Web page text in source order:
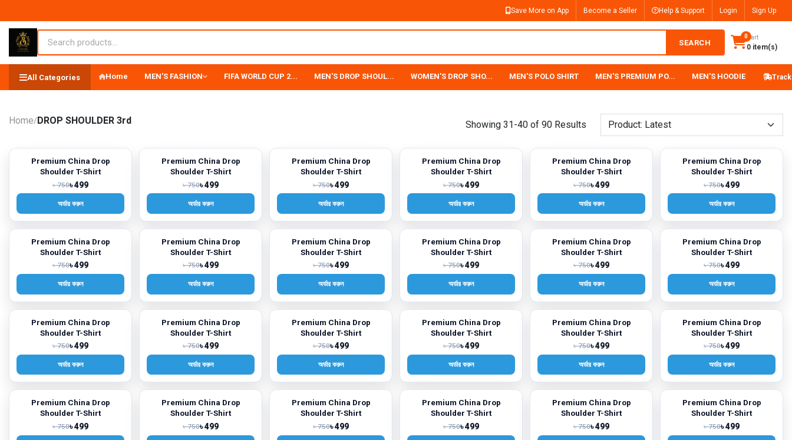
Save More on App Become a Seller Help & Support Login Sign Up
SEARCH
0Cart
0 item(s)
All Categories Home MEN'S FASHION FIFA WORLD CUP 2... MEN'S DROP SHOUL... WOMEN'S DROP SHO... MEN'S POLO SHIRT MEN'S PREMIUM PO... MEN'S HOODIE
Home/DROP SHOULDER 3rd Showing 31-40 of 90 Results
-33%Premium China Drop
Shoulder T-Shirt
৳ 750৳ 499
অর্ডার করুন
-33%Premium China Drop
Shoulder T-Shirt
৳ 750৳ 499
অর্ডার করুন
-33%Premium China Drop
Shoulder T-Shirt
৳ 750৳ 499
অর্ডার করুন
-33%Premium China Drop
Shoulder T-Shirt
৳ 750৳ 499
অর্ডার করুন
-33%Premium China Drop
Shoulder T-Shirt
৳ 750৳ 499
অর্ডার করুন
-33%Premium China Drop
Shoulder T-Shirt
৳ 750৳ 499
অর্ডার করুন
-33%Premium China Drop
Shoulder T-Shirt
৳ 750৳ 499
অর্ডার করুন
-33%Premium China Drop
Shoulder T-Shirt
৳ 750৳ 499
অর্ডার করুন
-33%Premium China Drop
Shoulder T-Shirt
৳ 750৳ 499
অর্ডার করুন
-33%Premium China Drop
Shoulder T-Shirt
৳ 750৳ 499
অর্ডার করুন
-33%Premium China Drop
Shoulder T-Shirt
৳ 750৳ 499
অর্ডার করুন
-33%Premium China Drop
Shoulder T-Shirt
৳ 750৳ 499
অর্ডার করুন
-33%Premium China Drop
Shoulder T-Shirt
৳ 750৳ 499
অর্ডার করুন
-33%Premium China Drop
Shoulder T-Shirt
৳ 750৳ 499
অর্ডার করুন
-33%Premium China Drop
Shoulder T-Shirt
৳ 750৳ 499
অর্ডার করুন
-33%Premium China Drop
Shoulder T-Shirt
৳ 750৳ 499
অর্ডার করুন
-33%Premium China Drop
Shoulder T-Shirt
৳ 750৳ 499
অর্ডার করুন
-33%Premium China Drop
Shoulder T-Shirt
৳ 750৳ 499
অর্ডার করুন
-33%Premium China Drop
Shoulder T-Shirt
৳ 750৳ 499
-33%Premium China Drop
Shoulder T-Shirt
৳ 750৳ 499
-33%Premium China Drop
Shoulder T-Shirt
৳ 750৳ 499
-33%Premium China Drop
Shoulder T-Shirt
৳ 750৳ 499
-33%Premium China Drop
Shoulder T-Shirt
৳ 750৳ 499
-33%Premium China Drop
Shoulder T-Shirt
৳ 750৳ 499